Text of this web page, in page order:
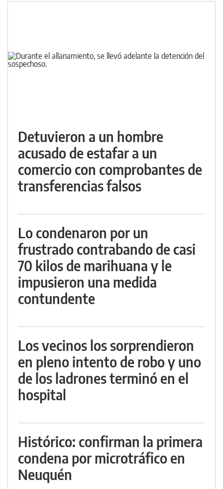
Detuvieron a un hombre
acusado de estafar a un
comercio con comprobantes de
transferencias falsos
Lo condenaron por un
frustrado contrabando de casi
70 kilos de marihuana y le
impusieron una medida
contundente
Los vecinos los sorprendieron
en pleno intento de robo y uno
de los ladrones terminó en el
hospital
Histórico: confirman la primera
condena por microtráfico en
Neuquén